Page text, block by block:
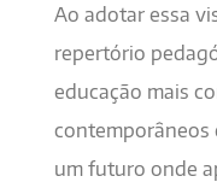
Ao adotar essa
repertório
educação mais
contemporâneos
um futuro onde